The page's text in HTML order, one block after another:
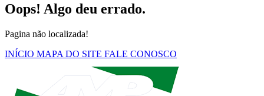
Oops! Algo deu errado.
Pagina não localizada!
INÍCIO MAPA DO SITE FALE CONOSCO